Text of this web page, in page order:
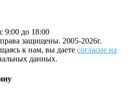
9:00 до 18:00
защищены. 2005-2026г.
к нам, вы даете согласие на
данных.